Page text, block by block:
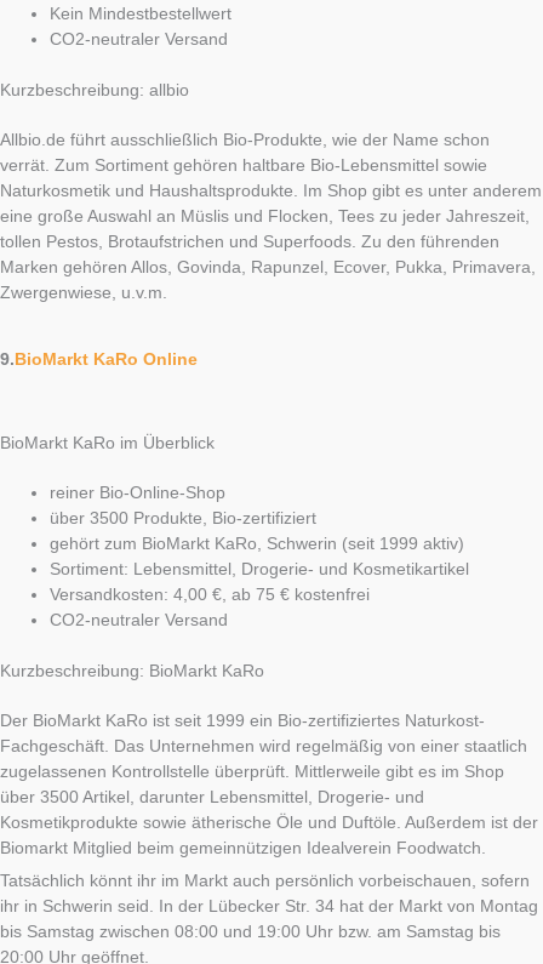
Kein Mindestbestellwert
CO2-neutraler Versand
Kurzbeschreibung: allbio
Allbio.de führt ausschließlich Bio-Produkte, wie der Name schon
verrät. Zum Sortiment gehören haltbare Bio-Lebensmittel sowie
Naturkosmetik und Haushaltsprodukte. Im Shop gibt es unter anderem
eine große Auswahl an Müslis und Flocken, Tees zu jeder Jahreszeit,
tollen Pestos, Brotaufstrichen und Superfoods. Zu den führenden
Marken gehören Allos, Govinda, Rapunzel, Ecover, Pukka, Primavera,
Zwergenwiese, u.v.m.
9. BioMarkt KaRo Online
BioMarkt KaRo im Überblick
reiner Bio-Online-Shop
über 3500 Produkte, Bio-zertifiziert
gehört zum BioMarkt KaRo, Schwerin (seit 1999 aktiv)
Sortiment: Lebensmittel, Drogerie- und Kosmetikartikel
Versandkosten: 4,00 €, ab 75 € kostenfrei
CO2-neutraler Versand
Kurzbeschreibung: BioMarkt KaRo
Der BioMarkt KaRo ist seit 1999 ein Bio-zertifiziertes Naturkost-
Fachgeschäft. Das Unternehmen wird regelmäßig von einer staatlich
zugelassenen Kontrollstelle überprüft. Mittlerweile gibt es im Shop
über 3500 Artikel, darunter Lebensmittel, Drogerie- und
Kosmetikprodukte sowie ätherische Öle und Duftöle. Außerdem ist der
Biomarkt Mitglied beim gemeinnützigen Idealverein Foodwatch.
Tatsächlich könnt ihr im Markt auch persönlich vorbeischauen, sofern
ihr in Schwerin seid. In der Lübecker Str. 34 hat der Markt von Montag
bis Samstag zwischen 08:00 und 19:00 Uhr bzw. am Samstag bis
20:00 Uhr geöffnet.